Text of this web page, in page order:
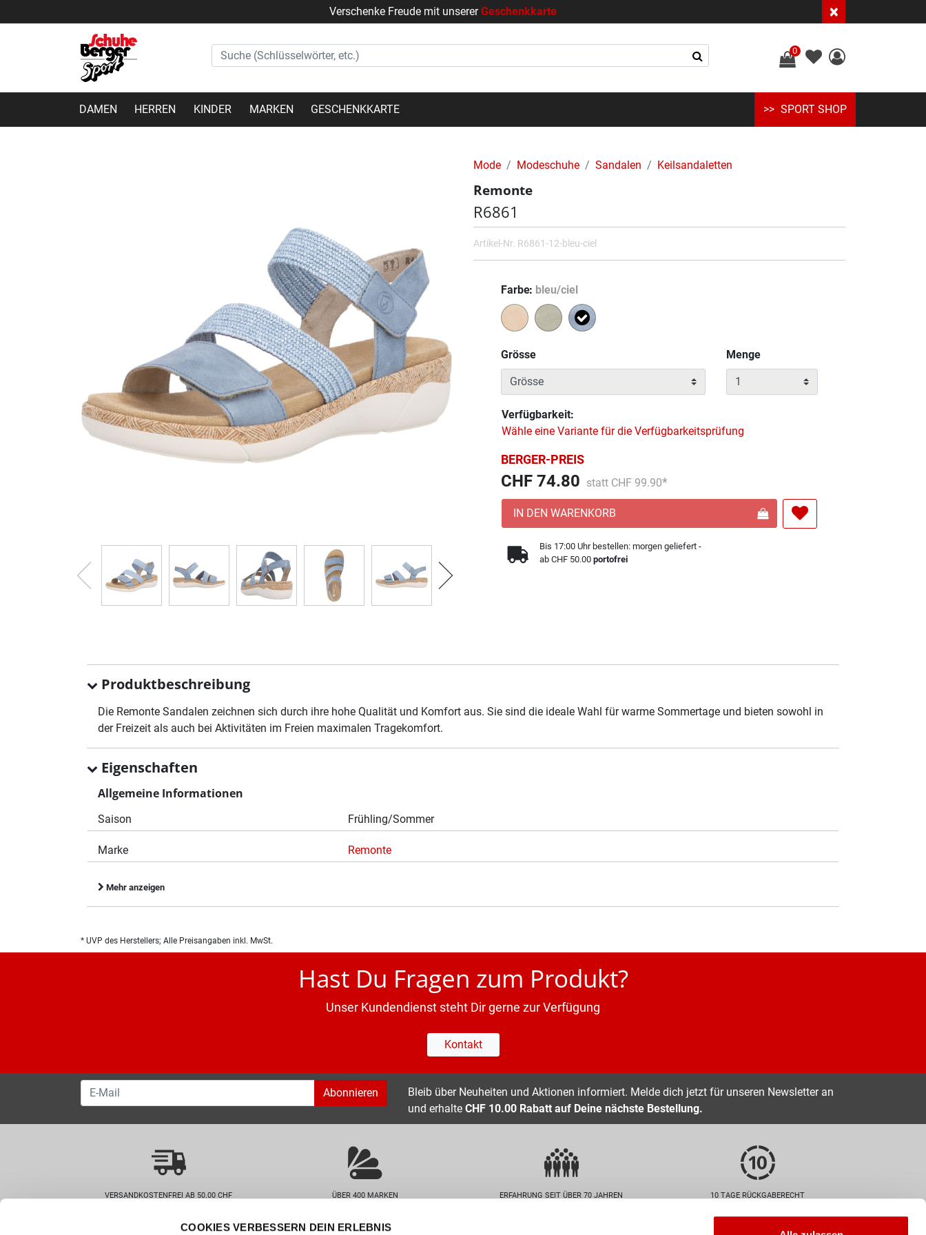
COOKIES VERBESSERN DEIN ERLEBNIS
Verschenke Freude mit unsererGeschenkkarte ×
0
DAMEN HERREN KINDER MARKEN GESCHENKKARTE SPORT SHOP
Mode Modeschuhe Sandalen Keilsandaletten
Remonte
R6861
Artikel-Nr. R6861-12-bleu-ciel
Farbe bleu/ciel
Grösse
Menge
Verfügbarkeit:
Wähle eine Variante für die Verfügbarkeitsprüfung
BERGER-PREIS
CHF 74.80 Preis reduziert von
statt CHF 99.90
An
IN DEN WARENKORB
Bis 17:00 Uhr bestellen: morgen geliefert -
ab CHF 50.00portofrei
Produktbeschreibung
Die Remonte Sandalen zeichnen sich durch ihre hohe Qualität und Komfort aus. Sie sind die ideale Wahl für warme Sommertage und bieten sowohl in
der Freizeit als auch bei Aktivitäten im Freien maximalen Tragekomfort.
Eigenschaften
Allgemeine Informationen
Saison Frühling/Sommer
Marke Remonte
Mehr anzeigen
* UVP des Herstellers; Alle Preisangaben inkl. MwSt.
Hast Du Fragen zum Produkt?
Unser Kundendienst steht Dir gerne zur Verfügung
Kontakt
Abonnieren
Bleib über Neuheiten und Aktionen informiert. Melde dich jetzt für unseren Newsletter an
und erhalte CHF 10.00 Rabatt auf Deine nächste Bestellung.
VERSANDKOSTENFREI AB 50.00 CHF ÜBER 400 MARKEN ERFAHRUNG SEIT ÜBER 70 JAHREN 10 TAGE RÜCKGABERECHT